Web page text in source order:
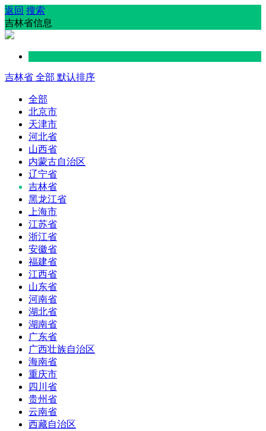
返回 搜索
吉林省信息
吉林省 全部 默认排序
全部
北京市
天津市
河北省
山西省
内蒙古自治区
辽宁省
吉林省
黑龙江省
上海市
江苏省
浙江省
安徽省
福建省
江西省
山东省
河南省
湖北省
湖南省
广东省
广西壮族自治区
海南省
重庆市
四川省
贵州省
云南省
西藏自治区